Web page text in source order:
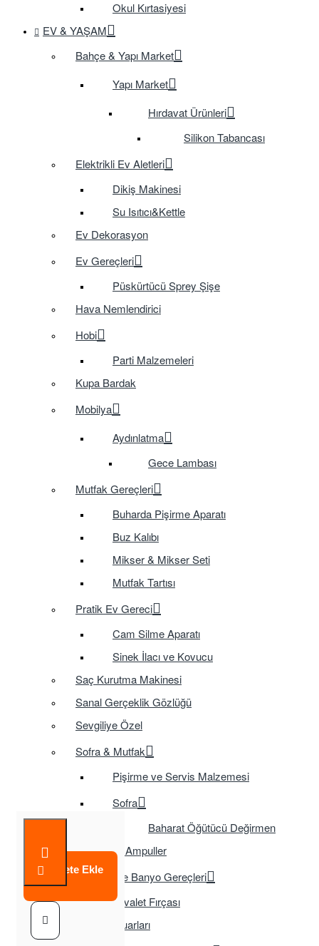
Okul Kırtasiyesi
EV & YAŞAM
Bahçe & Yapı Market
Yapı Market
Hırdavat Ürünleri
Silikon Tabancası
Elektrikli Ev Aletleri
Dikiş Makinesi
Su Isıtıcı&Kettle
Ev Dekorasyon
Ev Gereçleri
Püskürtücü Sprey Şişe
Hava Nemlendirici
Hobi
Parti Malzemeleri
Kupa Bardak
Mobilya
Aydınlatma
Gece Lambası
Mutfak Gereçleri
Buharda Pişirme Aparatı
Buz Kalıbı
Mikser & Mikser Seti
Mutfak Tartısı
Pratik Ev Gereci
Cam Silme Aparatı
Sinek İlacı ve Kovucu
Saç Kurutma Makinesi
Sanal Gerçeklik Gözlüğü
Sevgiliye Özel
Sofra & Mutfak
Pişirme ve Servis Malzemesi
Sofra
Baharat Öğütücü Değirmen
Tasarruflu Ampuller
Temizlik ve Banyo Gereçleri
Tuvalet Fırçası
TV Aksesuarları
Sepete Ekle